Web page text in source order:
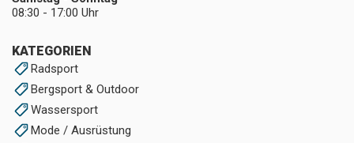
KATEGORIEN
Radsport
Bergsport & Outdoor
Wassersport
Mode / Ausrüstung
08:30 - 17:00 Uhr